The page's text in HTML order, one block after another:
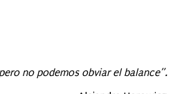
no podemos obviar el balance”.